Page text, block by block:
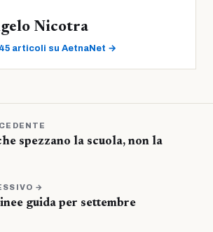
Nicotra
articoli su AetnaNet →
spezzano la scuola, non la
→
guida per settembre